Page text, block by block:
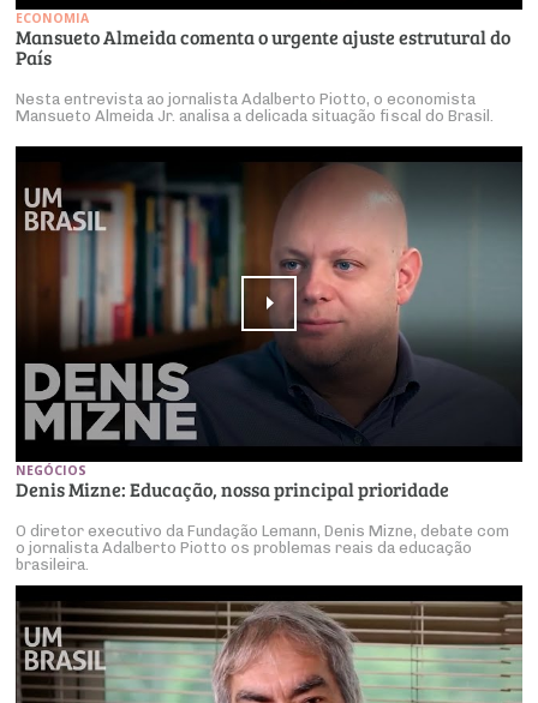
ECONOMIA
Mansueto Almeida comenta o urgente ajuste estrutural do
País
Nesta entrevista ao jornalista Adalberto Piotto, o economista
Mansueto Almeida Jr. analisa a delicada situação fiscal do Brasil.
NEGÓCIOS
Denis Mizne: Educação, nossa principal prioridade
O diretor executivo da Fundação Lemann, Denis Mizne, debate com
o jornalista Adalberto Piotto os problemas reais da educação
brasileira.